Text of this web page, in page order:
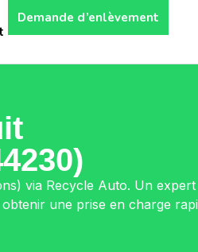
Demande d’enlèvement
via Recycle Auto. Un expert
une prise en charge